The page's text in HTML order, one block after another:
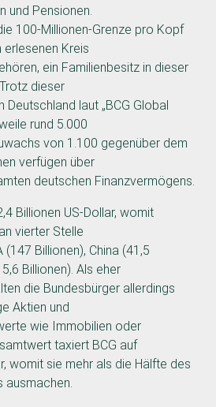
und Pensionen.
100-Millionen-Grenze pro Kopf
erlesenen Kreis
ein Familienbesitz in dieser
dieser
Deutschland laut „BCG Global
rund 5.000
von 1.100 gegenüber dem
verfügen über
deutschen Finanzvermögens.
Billionen US-Dollar, womit
vierter Stelle
(147 Billionen), China (41,5
Billionen). Als eher
die Bundesbürger allerdings
Aktien und
wie Immobilien oder
taxiert BCG auf
womit sie mehr als die Hälfte des
ausmachen.